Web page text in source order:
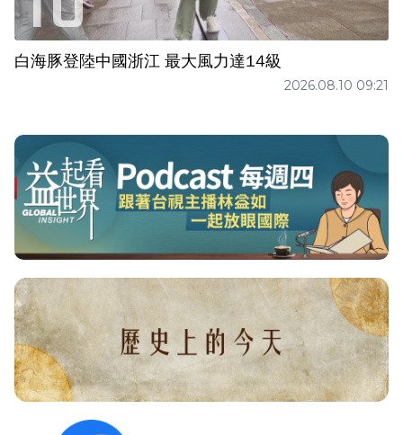
白海豚登陸中國浙江 最大風力達14級
2026.08.10 09:21